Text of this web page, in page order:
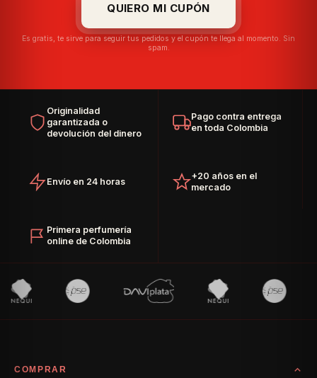
QUIERO MI CUPÓN
Es gratis, te sirve para seguir tus pedidos y el cupón te llega al momento. Sin
spam.
Originalidad
garantizada o
devolución del dinero
Pago contra entrega
en toda Colombia
Envío en 24 horas
+20 años en el
mercado
Primera perfumería
online de Colombia
COMPRAR